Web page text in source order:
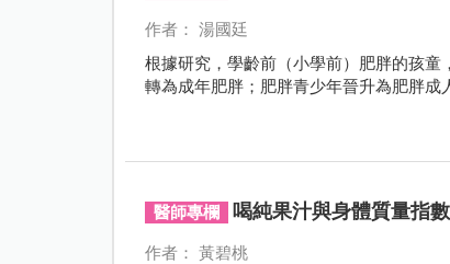
作者： 湯國廷
根據研究，學齡前（小學前）肥胖的孩童
轉為成年肥胖；肥胖青少年晉升為肥胖成
醫師專欄 喝純果汁與身體質量指
作者： 黃碧桃